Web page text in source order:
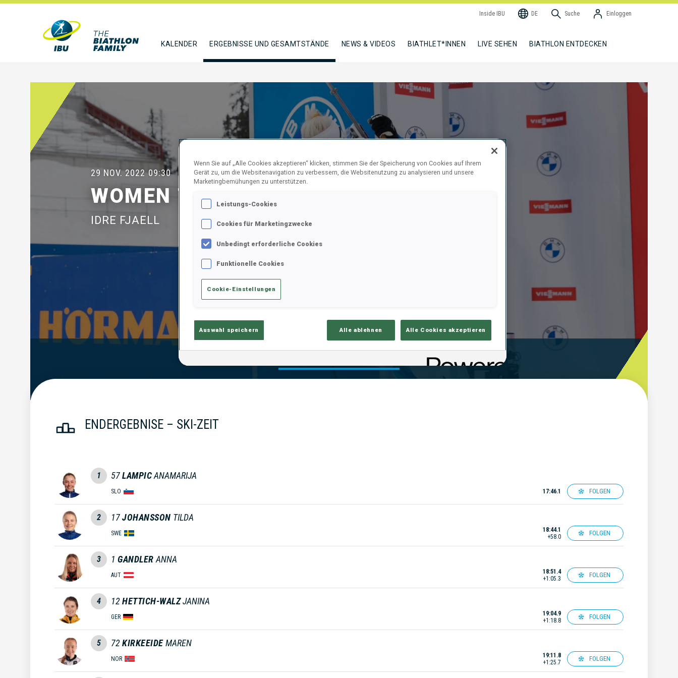
Inside IBU DE Suche Einloggen
KALENDER ERGEBNISSE UND GESAMTSTÄNDE NEWS & VIDEOS BIATHLET*INNEN LIVE SEHEN BIATHLON ENTDECKEN
29 NOV. 2022 09:30
WOMEN 7.5 KM SPRINT
IDRE FJAELL
Endergebnis Ski-Zeit Schieß-Zeit
ENDERGEBNISE – SKI-ZEIT
1 57LAMPICANAMARIJA
SLO 17:46.1 FOLGEN
2 17JOHANSSON TILDA
SWE
18:44.1
+58.0
FOLGEN
3 1 GANDLER ANNA
AUT
18:51.4
+1:05.3
FOLGEN
4 12 HETTICH-WALZJANINA
GER
19:04.9
+1:18.8
FOLGEN
5 72 KIRKEEIDE MAREN
NOR
19:11.8
+1:25.7
FOLGEN
Wenn Sie auf „Alle Cookies akzeptieren“ klicken, stimmen Sie der Speicherung von Cookies auf Ihrem
Gerät zu, um die Websitenavigation zu verbessern, die Websitenutzung zu analysieren und unsere
Marketingbemühungen zu unterstützen.
Leistungs-Cookies
Cookies für Marketingzwecke
Unbedingt erforderliche Cookies
Funktionelle Cookies
Cookie-Einstellungen
Auswahl speichern Alle ablehnen Alle Cookies akzeptieren